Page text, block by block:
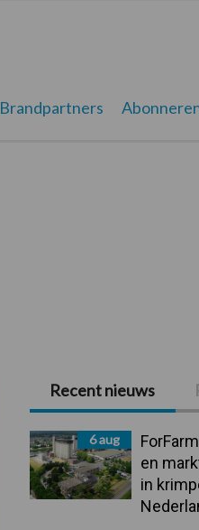
Brandpartners
Primaire
Sidebar
Recent nieuws
6 aug
en
in